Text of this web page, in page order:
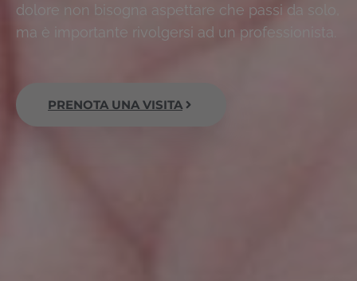
dolore non bisogna aspettare che passi da solo,
ma è importante rivolgersi ad un professionista.
PRENOTA UNA VISITA